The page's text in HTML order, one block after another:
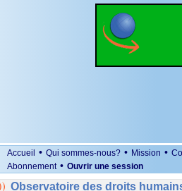
Accueil • Qui sommes-nous? • Mission •
Abonnement • Ouvrir une session
Observatoire des droits